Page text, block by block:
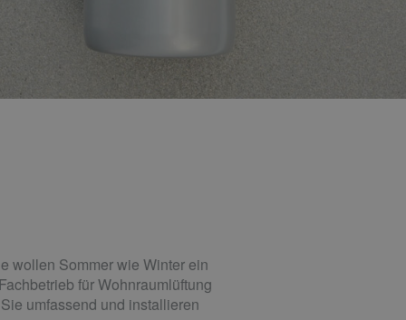
wollen Sommer wie Winter ein
für Wohnraumlüftung
umfassend und installieren